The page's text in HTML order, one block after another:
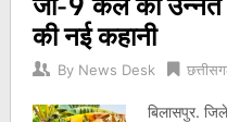
की नई कहानी
By News Desk
बिलासपुर.